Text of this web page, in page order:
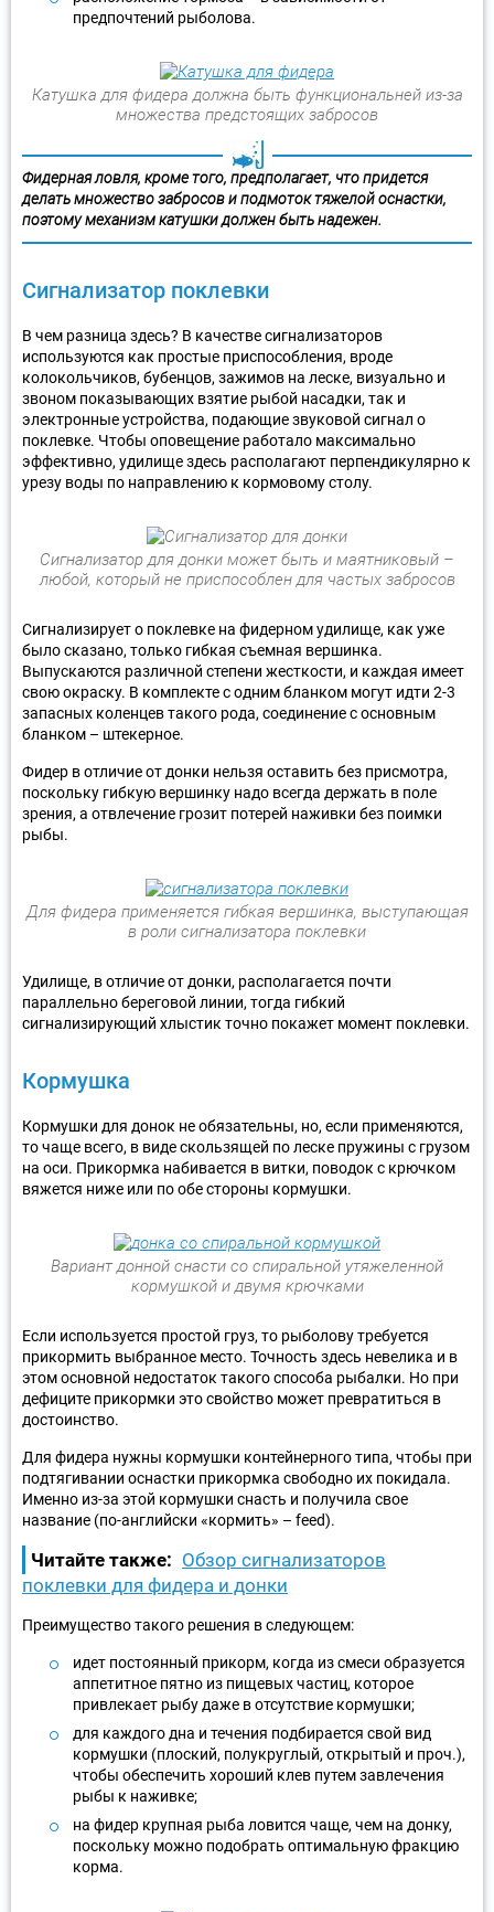
предпочтений рыболова.
Катушка для фидера должна быть функциональней из-за
множества предстоящих забросов
Фидерная ловля, кроме того, предполагает, что придется
делать множество забросов и подмоток тяжелой оснастки,
поэтому механизм катушки должен быть надежен.
Сигнализатор поклевки
В чем разница здесь? В качестве сигнализаторов
используются как простые приспособления, вроде
колокольчиков, бубенцов, зажимов на леске, визуально и
звоном показывающих взятие рыбой насадки, так и
электронные устройства, подающие звуковой сигнал о
поклевке. Чтобы оповещение работало максимально
эффективно, удилище здесь располагают перпендикулярно к
урезу воды по направлению к кормовому столу.
Сигнализатор для донки может быть и маятниковый –
любой, который не приспособлен для частых забросов
Сигнализирует о поклевке на фидерном удилище, как уже
было сказано, только гибкая съемная вершинка.
Выпускаются различной степени жесткости, и каждая имеет
свою окраску. В комплекте с одним бланком могут идти 2-3
запасных коленцев такого рода, соединение с основным
бланком – штекерное.
Фидер в отличие от донки нельзя оставить без присмотра,
поскольку гибкую вершинку надо всегда держать в поле
зрения, а отвлечение грозит потерей наживки без поимки
рыбы.
Для фидера применяется гибкая вершинка, выступающая
в роли сигнализатора поклевки
Удилище, в отличие от донки, располагается почти
параллельно береговой линии, тогда гибкий
сигнализирующий хлыстик точно покажет момент поклевки.
Кормушка
Кормушки для донок не обязательны, но, если применяются,
то чаще всего, в виде скользящей по леске пружины с грузом
на оси. Прикормка набивается в витки, поводок с крючком
вяжется ниже или по обе стороны кормушки.
Вариант донной снасти со спиральной утяжеленной
кормушкой и двумя крючками
Если используется простой груз, то рыболову требуется
прикормить выбранное место. Точность здесь невелика и в
этом основной недостаток такого способа рыбалки. Но при
дефиците прикормки это свойство может превратиться в
достоинство.
Для фидера нужны кормушки контейнерного типа, чтобы при
подтягивании оснастки прикормка свободно их покидала.
Именно из-за этой кормушки снасть и получила свое
название (по-английски «кормить» – feed).
Читайте также: Обзор сигнализаторов
поклевки для фидера и донки
Преимущество такого решения в следующем:
идет постоянный прикорм, когда из смеси образуется
аппетитное пятно из пищевых частиц, которое
привлекает рыбу даже в отсутствие кормушки;
для каждого дна и течения подбирается свой вид
кормушки (плоский, полукруглый, открытый и проч.),
чтобы обеспечить хороший клев путем завлечения
рыбы к наживке;
на фидер крупная рыба ловится чаще, чем на донку,
поскольку можно подобрать оптимальную фракцию
корма.